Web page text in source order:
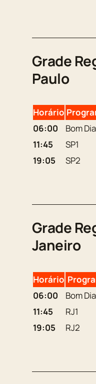
Grade
Paulo
Horário
06:00
Bom
11:45
SP1
19:05
SP2
Grade
Janeiro
Horário
06:00
Bom
11:45
RJ1
19:05
RJ2